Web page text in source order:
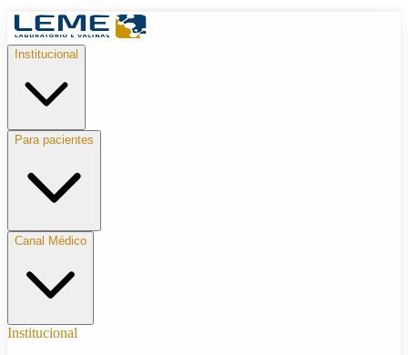
Institucional
Para pacientes
Canal Médico
Institucional